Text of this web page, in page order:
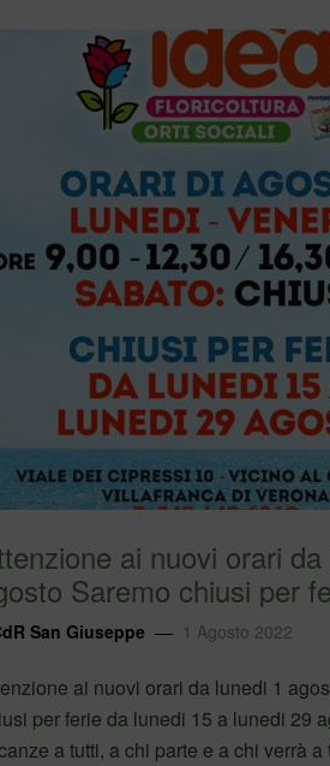
ai nuovi orari da lunedi 1
Saremo chiusi per
San Giuseppe 1 Agosto 2022
ai nuovi orari da lunedi 1
per ferie da lunedi 15 a lunedi 29
a tutti, a chi parte e a chi verrà a